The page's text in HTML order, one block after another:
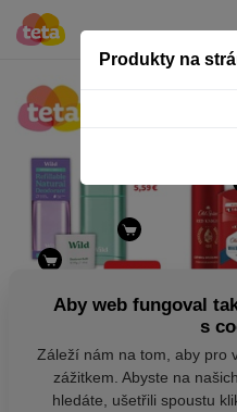
Produkty na
Aby web fungoval
s
Záleží nám na tom, aby pro
zážitkem. Abyste na
hledáte, ušetřili spoustu